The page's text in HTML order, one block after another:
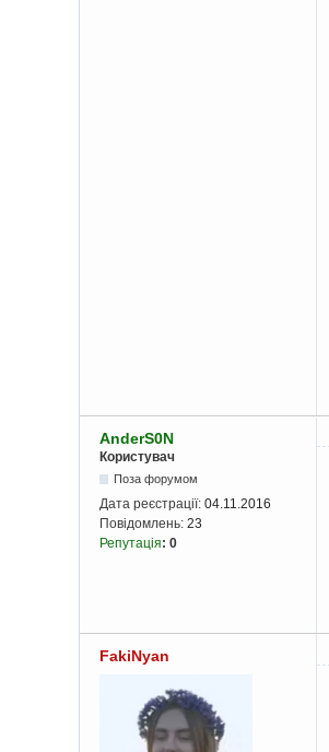
AnderS0N
Користувач
Поза форумом
Дата реєстрації: 04.11.2016
Повідомлень: 23
Репутація: 0
FakiNyan